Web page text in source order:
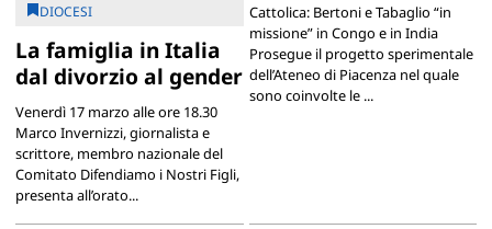
DIOCESI
La famiglia in Italia
dal divorzio al gender
Venerdì 17 marzo alle ore 18.30
Marco Invernizzi, giornalista e
scrittore, membro nazionale del
Comitato Difendiamo i Nostri Figli,
presenta all’orato...
Cattolica: Bertoni e Tabaglio “in
missione” in Congo e in India
Prosegue il progetto sperimentale
dell’Ateneo di Piacenza nel quale
sono coinvolte le ...